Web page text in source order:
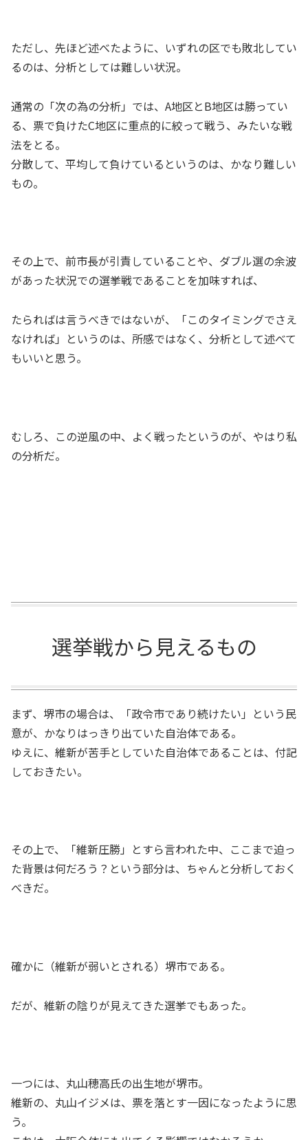
ただし、先ほど述べたように、いずれの区でも敗北してい
るのは、分析としては難しい状況。
通常の「次の為の分析」では、A地区とB地区は勝ってい
る、票で負けたC地区に重点的に絞って戦う、みたいな戦
法をとる。
分散して、平均して負けているというのは、かなり難しい
もの。
その上で、前市長が引責していることや、ダブル選の余波
があった状況での選挙戦であることを加味すれば、
たらればは言うべきではないが、「このタイミングでさえ
なければ」というのは、所感ではなく、分析として述べて
もいいと思う。
むしろ、この逆風の中、よく戦ったというのが、やはり私
の分析だ。
選挙戦から見えるもの
まず、堺市の場合は、「政令市であり続けたい」という民
意が、かなりはっきり出ていた自治体である。
ゆえに、維新が苦手としていた自治体であることは、付記
しておきたい。
その上で、「維新圧勝」とすら言われた中、ここまで迫っ
た背景は何だろう？という部分は、ちゃんと分析しておく
べきだ。
確かに（維新が弱いとされる）堺市である。
だが、維新の陰りが見えてきた選挙でもあった。
一つには、丸山穂高氏の出生地が堺市。
維新の、丸山イジメは、票を落とす一因になったように思
う。